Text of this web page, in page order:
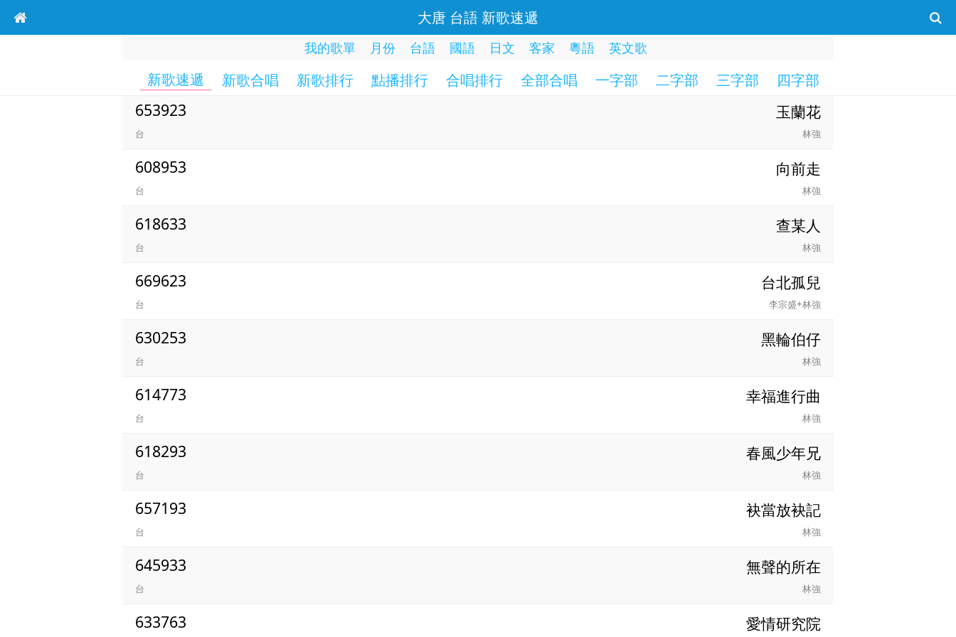
大唐 台語 新歌速遞
我的歌單 月份 台語 國語 日文 客家 粵語 英文歌
新歌速遞 新歌合唱 新歌排行 點播排行 合唱排行 全部合唱 一字部 二字部 三字部 四字部
653923 玉蘭花
台 林強
608953 向前走
台 林強
618633 查某人
台 林強
669623 台北孤兒
台 李宗盛+林強
630253 黑輪伯仔
台 林強
614773 幸福進行曲
台 林強
618293 春風少年兄
台 林強
657193 袂當放袂記
台 林強
645933 無聲的所在
台 林強
633763 愛情研究院